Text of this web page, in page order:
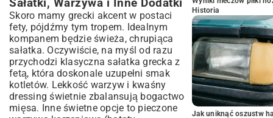
Sałatki, Warzywa i Inne Dodatki
Skoro mamy grecki akcent w postaci
fety, pójdźmy tym tropem. Idealnym
kompanem będzie świeża, chrupiąca
sałatka. Oczywiście, na myśl od razu
przychodzi klasyczna sałatka grecka z
fetą, która doskonale uzupełni smak
kotletów. Lekkość warzyw i kwaśny
dressing świetnie zbalansują bogactwo
mięsa. Inne świetne opcje to pieczone
Historia
Jak uniknąć oszustw